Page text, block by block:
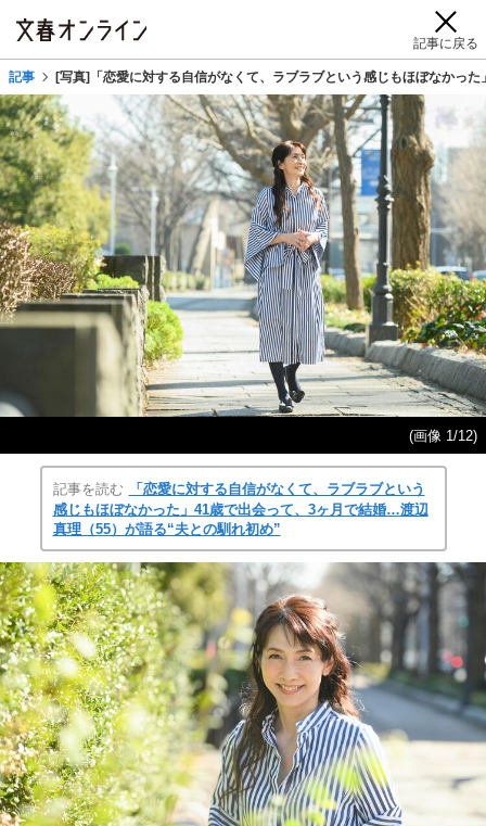
記事に戻る
記事 [写真]「恋愛に対する自信がなくて、ラブラブという感じもほぼなかっ
(画像 1/12)
記事を読む
「恋愛に対する自信がなくて、ラブラブという
感じもほぼなかった」41歳で出会って、3ヶ月で結婚…渡辺
真理（55）が語る“夫との馴れ初め”